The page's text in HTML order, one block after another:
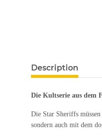
Description
Die Kultserie aus dem
Die Star Sheriffs
sondern auch mit dem